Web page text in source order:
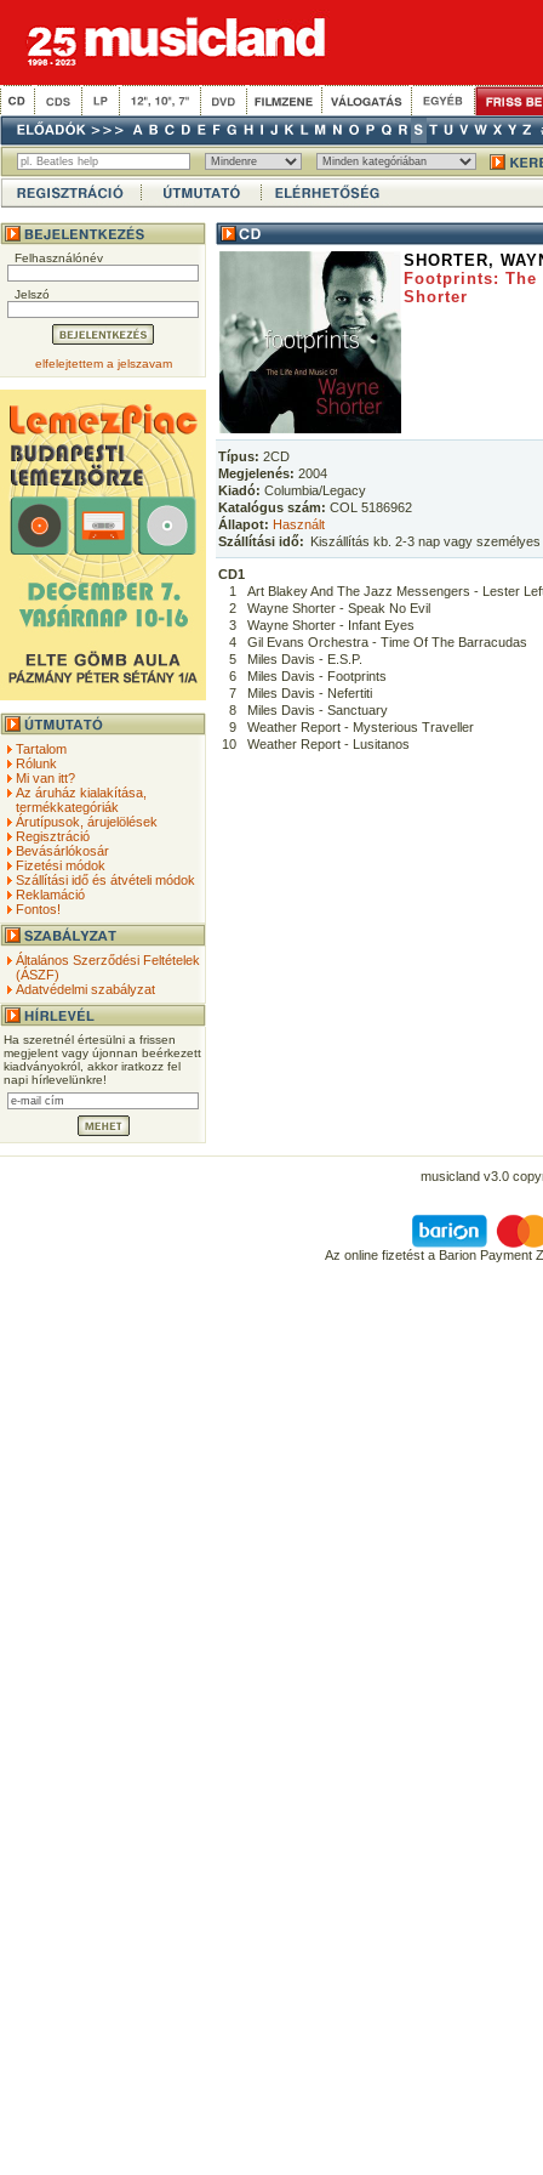
Felhasználónév
Jelszó
elfelejtettem a jelszavam
Tartalom
Rólunk
Mi van itt?
Az áruház kialakítása,
termékkategóriák
Árutípusok, árujelölések
Regisztráció
Bevásárlókosár
Fizetési módok
Szállítási idő és átvételi módok
Reklamáció
Fontos!
Általános Szerződési Feltételek
(ÁSZF)
Adatvédelmi szabályzat
Ha szeretnél értesülni a frissen
megjelent vagy újonnan beérkezett
kiadványokról, akkor iratkozz fel
napi hírlevelünkre!
SHORTER,
Footprints: The
Shorter
Típus: 2CD
Megjelenés: 2004
Kiadó: Columbia/Legacy
Katalógus szám: COL 5186962
Állapot: Használt
Szállítási idő: Kiszállítás kb. 2-3 nap vagy
CD1
1
Art Blakey And The Jazz Messengers - Lester
2
Wayne Shorter - Speak No Evil
3
Wayne Shorter - Infant Eyes
4
Gil Evans Orchestra - Time Of The Barracudas
5
Miles Davis - E.S.P.
6
Miles Davis - Footprints
7
Miles Davis - Nefertiti
8
Miles Davis - Sanctuary
9
Weather Report - Mysterious Traveller
10
Weather Report - Lusitanos
musicland v3.0
Az online fizetést a Barion Payment